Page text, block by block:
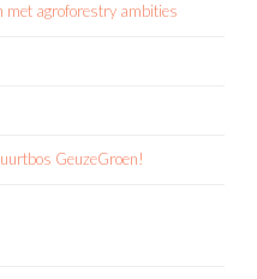
agroforestry ambities
GeuzeGroen!